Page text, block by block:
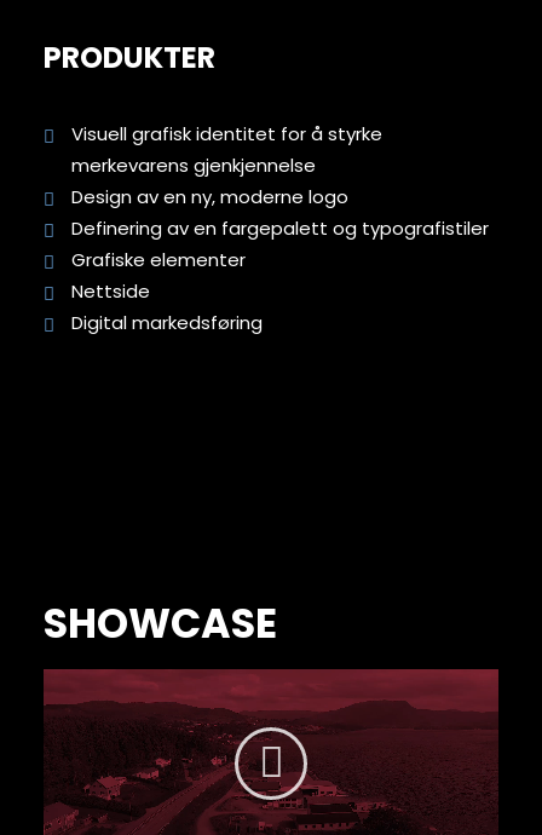
PRODUKTER
Visuell grafisk identitet for å styrke
merkevarens gjenkjennelse
Design av en ny, moderne logo
Definering av en fargepalett og typografistiler
Grafiske elementer
Nettside
Digital markedsføring
SHOWCASE